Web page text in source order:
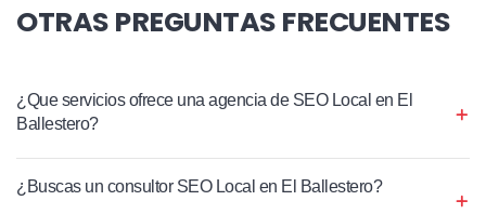
OTRAS PREGUNTAS FRECUENTES
¿Que servicios ofrece una agencia de SEO Local en El
Ballestero?
¿Buscas un consultor SEO Local en El Ballestero?